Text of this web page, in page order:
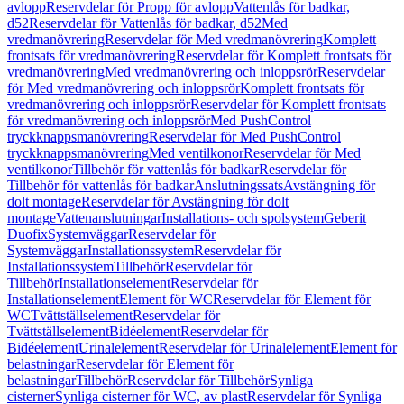
avloppReservdelar för Propp för avloppVattenlås för badkar,
d52Reservdelar för Vattenlås för badkar, d52Med
vredmanövreringReservdelar för Med vredmanövreringKomplett
frontsats för vredmanövreringReservdelar för Komplett frontsats för
vredmanövreringMed vredmanövrering och inloppsrörReservdelar
för Med vredmanövrering och inloppsrörKomplett frontsats för
vredmanövrering och inloppsrörReservdelar för Komplett frontsats
för vredmanövrering och inloppsrörMed PushControl
tryckknappsmanövreringReservdelar för Med PushControl
tryckknappsmanövreringMed ventilkonorReservdelar för Med
ventilkonorTillbehör för vattenlås för badkarReservdelar för
Tillbehör för vattenlås för badkarAnslutningssatsAvstängning för
dolt montageReservdelar för Avstängning för dolt
montageVattenanslutningarInstallations- och spolsystemGeberit
DuofixSystemväggarReservdelar för
SystemväggarInstallationssystemReservdelar för
InstallationssystemTillbehörReservdelar för
TillbehörInstallationselementReservdelar för
InstallationselementElement för WCReservdelar för Element för
WCTvättställselementReservdelar för
TvättställselementBidéelementReservdelar för
BidéelementUrinalelementReservdelar för UrinalelementElement för
belastningarReservdelar för Element för
belastningarTillbehörReservdelar för TillbehörSynliga
cisternerSynliga cisterner för WC, av plastReservdelar för Synliga